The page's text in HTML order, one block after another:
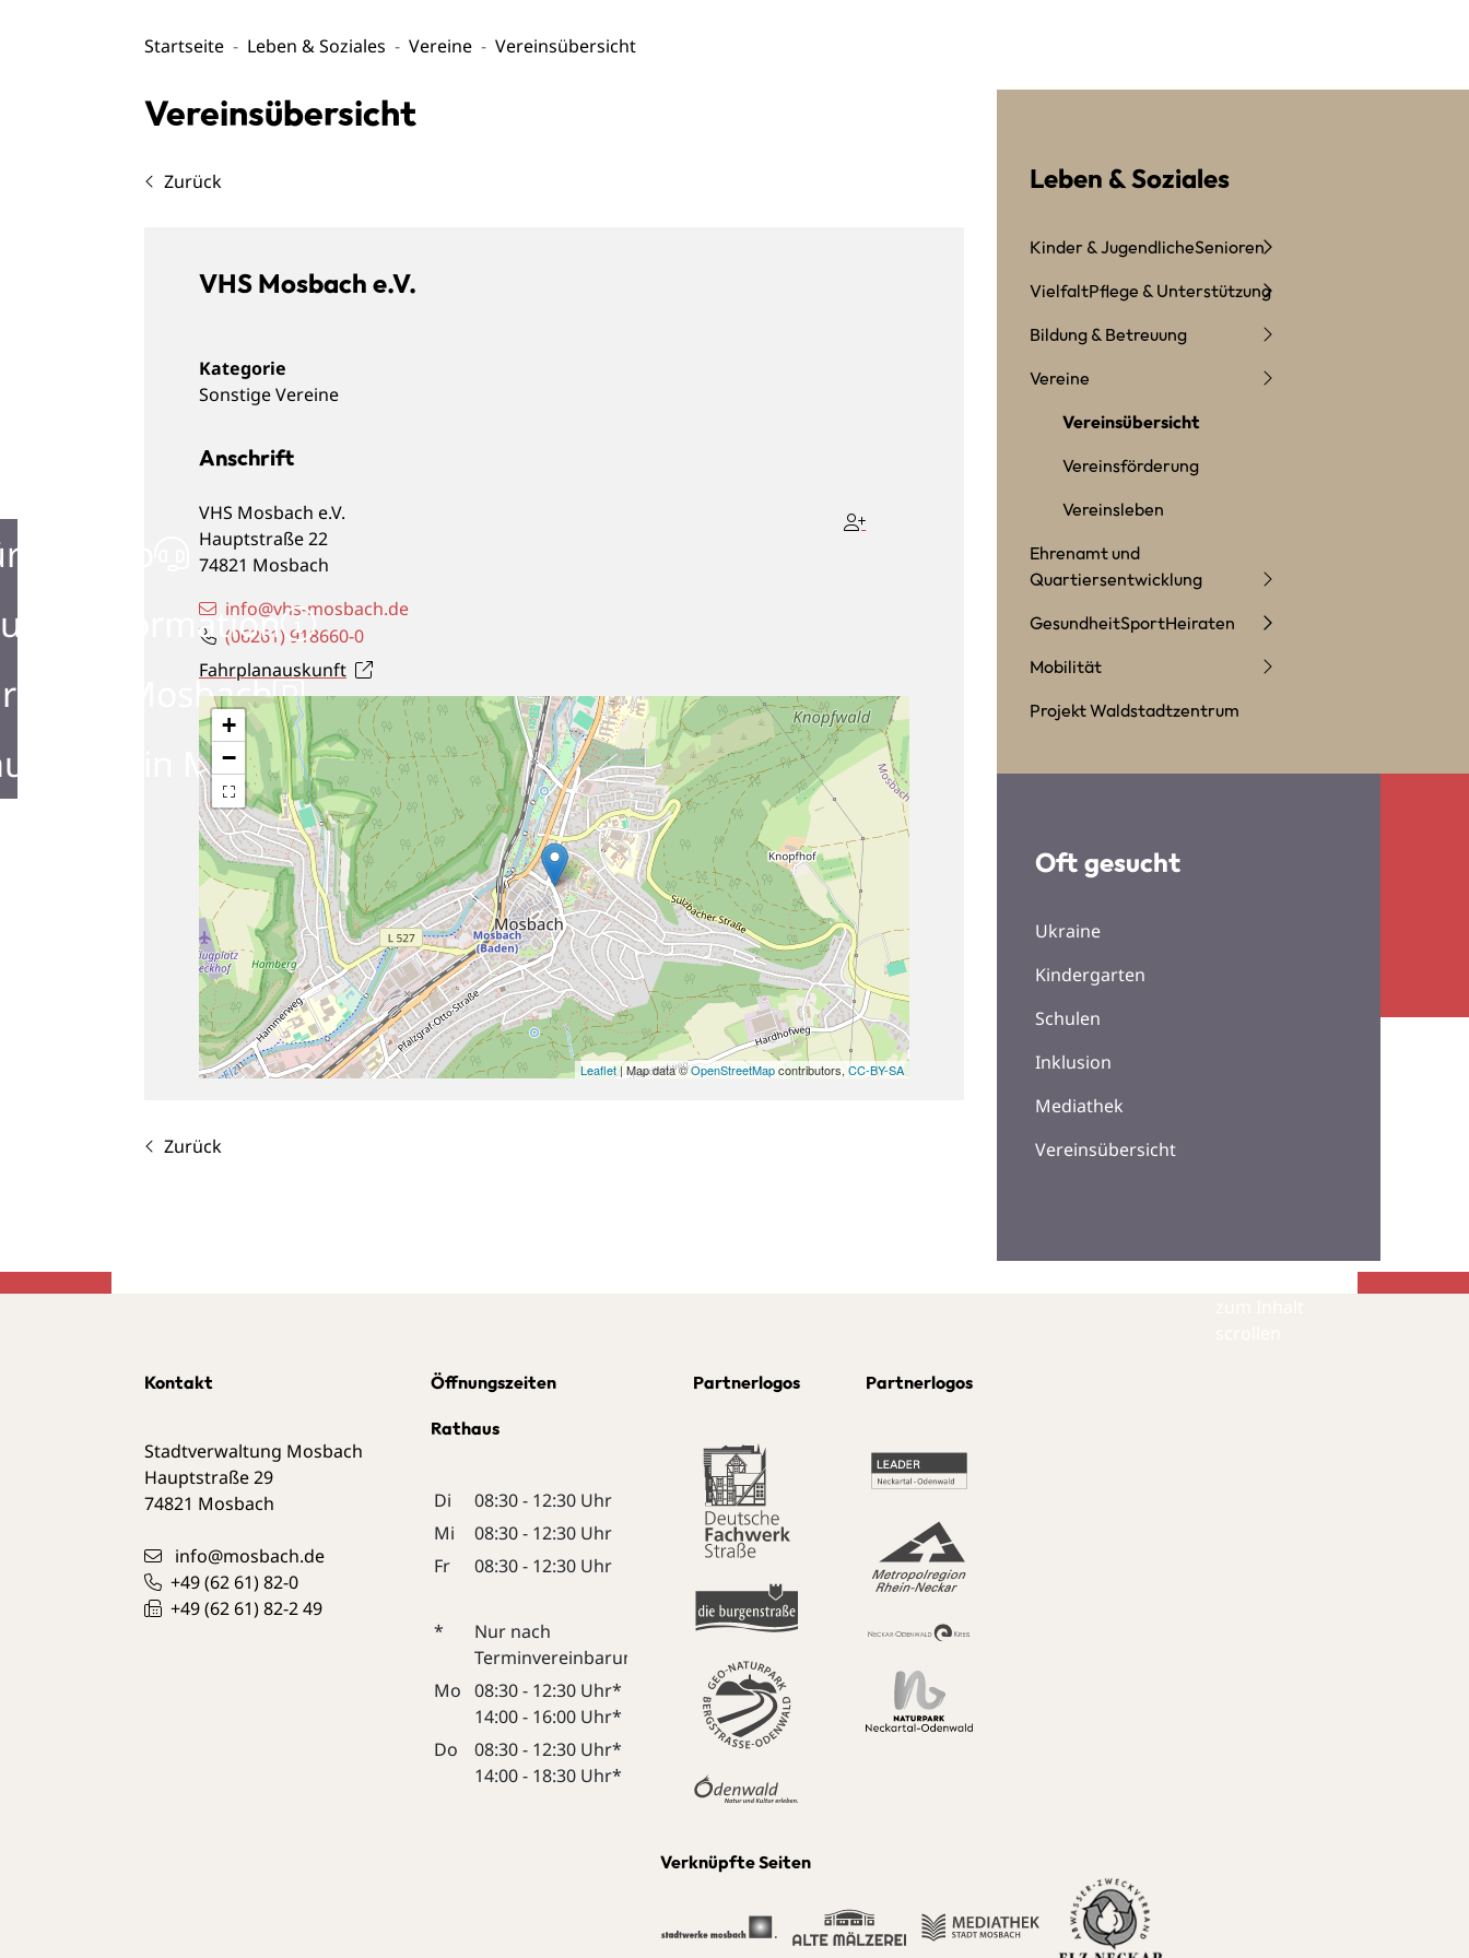
Startseite Leben & Soziales Vereine Vereinsübersicht
Information
in Mosbach
in Mosbach
Vereinsübersicht
Zurück
VHS Mosbach e.V.
Sonstige Vereine
Anschrift
VHS Mosbach e.V.
Hauptstraße 22
74821 Mosbach
Fahrplanauskunft
info@vhs-mosbach.de
(06261) 918660-0
+
−
Leaflet| Map data ©OpenStreetMapcontributors, CC-BY-SA
Zurück
Leben & Soziales
Kinder & JugendlicheSenioren
VielfaltPflege & Unterstützung
Bildung & Betreuung
Vereine
Vereinsübersicht
Vereinsförderung
Vereinsleben
Ehrenamt und
Quartiersentwicklung
GesundheitSportHeiraten
Mobilität
Projekt Waldstadtzentrum
Oft gesucht
Ukraine
Kindergarten
Schulen
Inklusion
Mediathek
Vereinsübersicht
Kontakt
Stadtverwaltung Mosbach
Hauptstraße 29
74821 Mosbach
info@mosbach.de
+49 (6261) 82-0
+49 (6261) 82-249
Öffnungszeiten
Rathaus
Di
08:30 - 12:30 Uhr
Mi
08:30 - 12:30 Uhr
Fr
08:30 - 12:30 Uhr
*
Nur nach
Terminvereinbarung:
Mo
08:30 - 12:30 Uhr*
14:00 - 16:00 Uhr*
Do
08:30 - 12:30 Uhr*
14:00 - 18:30 Uhr*
Partnerlogos Partnerlogos
Verknüpfte Seiten